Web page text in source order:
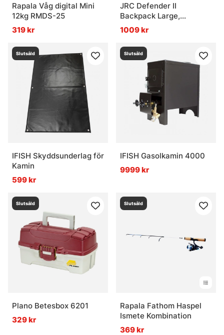
Rapala Våg digital Mini
12kg RMDS-25
319 kr
JRC Defender II
Backpack Large,
62x44x28cm
1009 kr
Slutsåld
IFISH Skyddsunderlag för
Kamin
599 kr
Slutsåld
IFISH Gasolkamin 4000
9999 kr
Slutsåld
Plano Betesbox 6201
329 kr
Slutsåld
Rapala Fathom Haspel
Ismete Kombination
369 kr